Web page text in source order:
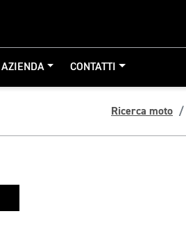
AZIENDA CONTATTI
Ricerca moto